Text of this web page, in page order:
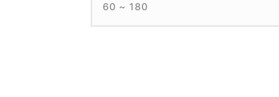
60 ~ 180